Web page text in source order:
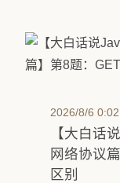
2026/8/6
【大白话
网络协议
区别